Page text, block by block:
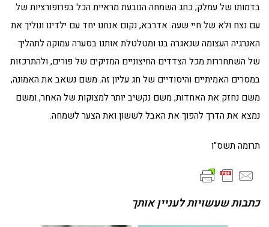
בדמותו של עמלק; כחג השמחה הנובעת מראיית הכל בפרופורציות של
עם נצח ולא של חיי שעה. אדרבא, נקום אנחנו יחד עם ילדינו ונוליך את
האנרגיה העצומה שנאגרה בנו ומטלטלת אותנו בסערה עמוקה לתהליך
של השתחררות מכל הצדדים החיצוניים המזיקים של פורים, ולהתרכזות
במסרים האמיתיים והיסודיים של חג עליון זה. משם נשאב את האמונה,
משם נחזק את האחדות, משם נקשיב יותר למצוקות של האחר, ומשם
נמצא את הדרך להפוך את האבל לששון ואת הצער לשמחה.
תרומה תשס"ו
כתבות שעשויות לעניין אותך